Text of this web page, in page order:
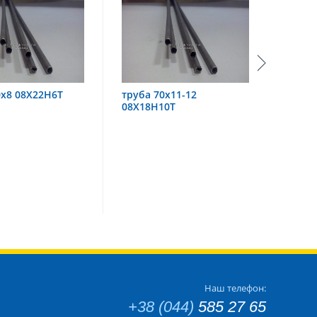
12
труба 60х6 08Х18Н10
Наш телефон:
+38 (044) 585 27 65